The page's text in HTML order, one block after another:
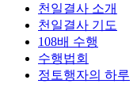
천일결사 소개
천일결사 기도
108배 수행
수행법회
정토행자의 하루